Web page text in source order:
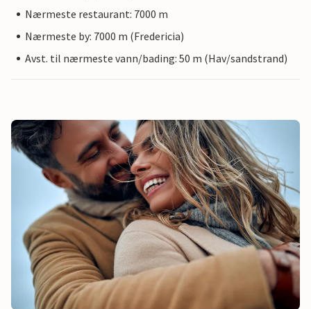
Nærmeste restaurant: 7000 m
Nærmeste by: 7000 m (Fredericia)
Avst. til nærmeste vann/bading: 50 m (Hav/sandstrand)